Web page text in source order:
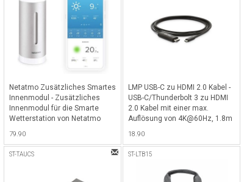
Netatmo Zusätzliches Smartes
Innenmodul - Zusätzliches
Innenmodul für die Smarte
Wetterstation von Netatmo
79.90
LMP USB-C zu HDMI 2.0 Kabel -
USB-C/Thunderbolt 3 zu HDMI
2.0 Kabel mit einer max.
Auflösung von 4K@60Hz, 1.8m
18.90
ST-TAUCS ST-LTB15